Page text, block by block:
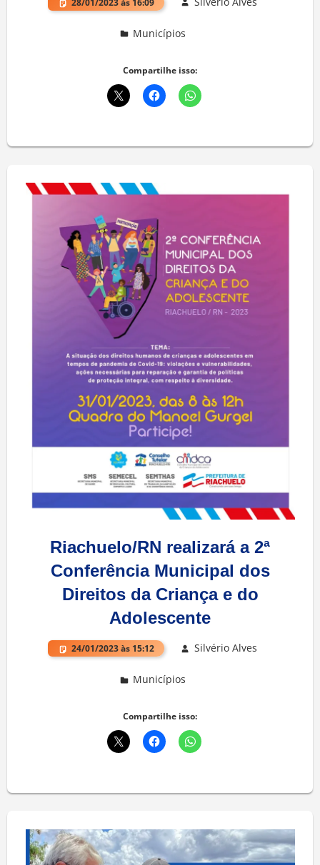
Municípios
Compartilhe isso:
Riachuelo/RN realizará a 2ª
Conferência Municipal dos
Direitos da Criança e do
Adolescente
24/01/2023 às 15:12 Silvério Alves
Municípios
Compartilhe isso: